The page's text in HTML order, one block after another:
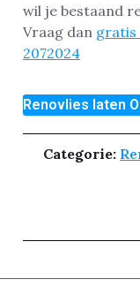
wil je bestaand
Vraag dan gratis
2072024
Renovlies laten
Categorie: